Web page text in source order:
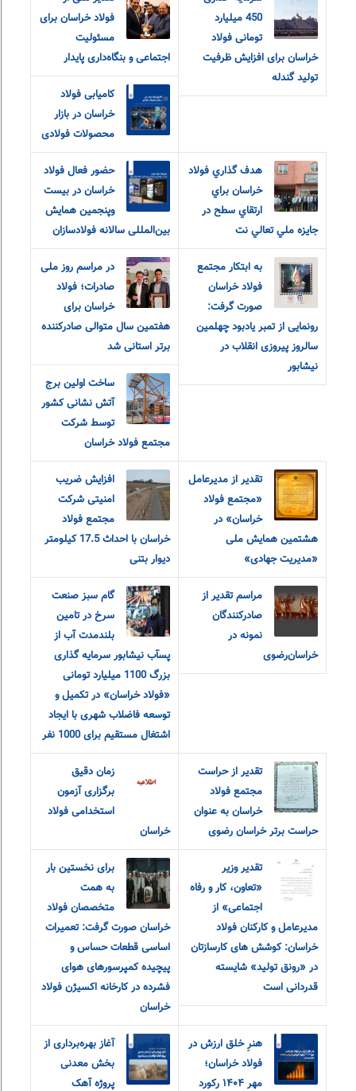
450 میلیارد
تومانی فولاد
خراسان برای افزایش ظرفیت
تولید گندله
فولاد خراسان برای
مسئولیت
اجتماعی و بنگاه‌داری پایدار
کامیابی فولاد
خراسان در بازار
محصولات فولادی
هدف گذاري فولاد
خراسان براي
جايزه ملي تعالي نت
حضور فعال فولاد
خراسان در بیست
و‌پنجمین همایش
بین‌المللی سالانه فولادسازان
به ابتکار مجتمع
فولاد خراسان
صورت گرفت:
رونمایی از تمبر یادبود چهلمین
سالروز پیروزی انقلاب در
نیشابور
در مراسم روز ملی
صادرات؛ فولاد
خراسان برای
هفتمین سال متوالی صادرکننده
برتر استانی شد
ساخت اولین برج
آتش نشانی کشور
توسط شرکت
مجتمع فولاد خراسان
تقدیر از مدیرعامل
«مجتمع فولاد
خراسان» در
هشتمین همایش ملی
«مدیریت جهادی»
افزایش ضریب
امنیتی شرکت
مجتمع فولاد
خراسان با احداث 17.5 کیلومتر
دیوار بتنی
مراسم تقدیر از
صادرکنندگان
نمونه در
خراسان‌رضوی
گام سبز صنعت
سرخ در تامین
بلندمدت آب از
پسآب نیشابور سرمایه گذاری
بزرگ 1100 میلیارد تومانی
«فولاد خراسان» در تکمیل و
توسعه فاضلاب شهری با ایجاد
اشتغال مستقیم برای 1000 نفر
تقدیر از حراست
مجتمع فولاد
خراسان به عنوان
حراست برتر خراسان رضوی
زمان دقیق
برگزاری آزمون
استخدامی فولاد
خراسان
تقدیر وزیر
«تعاون، کار و رفاه
اجتماعی» از
مدیرعامل و کارکنان فولاد
خراسان: کوشش های کارسازتان
در «رونق تولید» شایسته
قدردانی است
برای نخستین بار
به همت
متخصصان فولاد
خراسان صورت گرفت: تعمیرات
اساسی قطعات حساس و
پیچیده کمپرسورهای هوای
فشرده در کارخانه اکسیژن فولاد
خراسان
هنرِ خلق ارزش در
فولاد خراسان؛
مهر ۱۴۰۴ رکورد
آغاز بهره‌برداری از
بخش معدنی
پروژه آهک